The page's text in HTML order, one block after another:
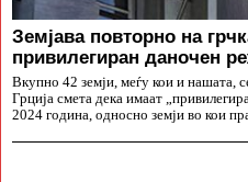
Земјава повторно на
привилегиран даночен
Вкупно 42 земји, меѓу кои и нашата,
Грција смета дека имаат
2024 година, односно земји во кои